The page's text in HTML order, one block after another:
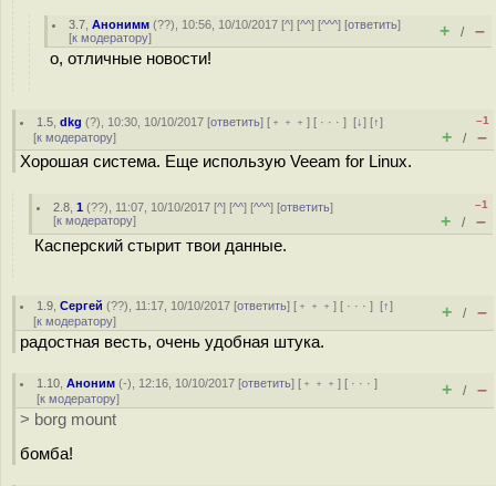
3.7 ,Анонимм (??), 10:56, 10/10/2017 [^] [^^] [^^^] [ответить]
[к модератору] + / –
о, отличные новости!
1.5 ,dkg (?), 10:30, 10/10/2017 [ответить] [ ﹢﹢﹢] [ · · ·][↓] [↑]
[к модератору]
–1
+ / –
Хорошая система. Еще использую Veeam for Linux.
2.8 ,1 (??), 11:07, 10/10/2017 [^] [^^] [^^^] [ответить]
[к модератору]
–1
+ / –
Касперский стырит твои данные.
1.9 ,Сергей (??), 11:17, 10/10/2017 [ответить] [ ﹢﹢﹢] [ · · ·][↑]
[к модератору] + / –
радостная весть, очень удобная штука.
1.10 ,Аноним (-), 12:16, 10/10/2017 [ответить] [ ﹢﹢﹢] [ · · ·]
[к модератору] + / –
> borg mount
бомба!